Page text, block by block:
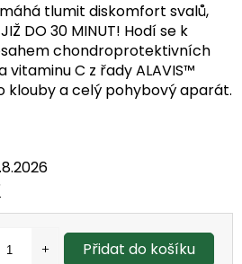
tlumit diskomfort svalů,
DO 30 MINUT! Hodí se k
chondroprotektivních
vitaminu C z řady ALAVIS™
klouby a celý pohybový aparát.
Přidat do košíku